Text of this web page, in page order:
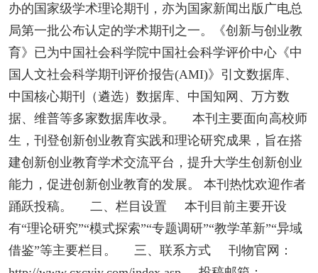
办的国家级学术理论期刊，亦为国家新闻出版广电总
局第一批公布认定的学术期刊之一。《创新与创业教
育》已为中国社会科学院中国社会科学评价中心《中
国人文社会科学期刊评价报告(AMI)》引文数据库、
中国核心期刊（遴选）数据库、中国知网、万方数
据、维普等多家数据库收录。 本刊主要面向高校师
生，刊登创新创业教育实践和理论研究成果，旨在搭
建创新创业教育学术交流平台，提升大学生创新创业
能力，促进创新创业教育的发展。 本刊热忱欢迎作者
踊跃投稿。 二、栏目设置 本刊目前主要开设
有“理论研究”“模式探索”“专题调研”“教学革新”“异域
借鉴”等主要栏目。 三、联系方式 刊物官网：